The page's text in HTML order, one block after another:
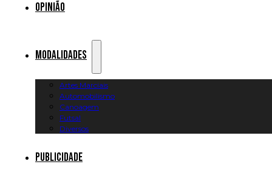
Opinião
Modalidades
Artes Marciais
Automobilismo
Canoagem
Futsal
Diversos
Publicidade